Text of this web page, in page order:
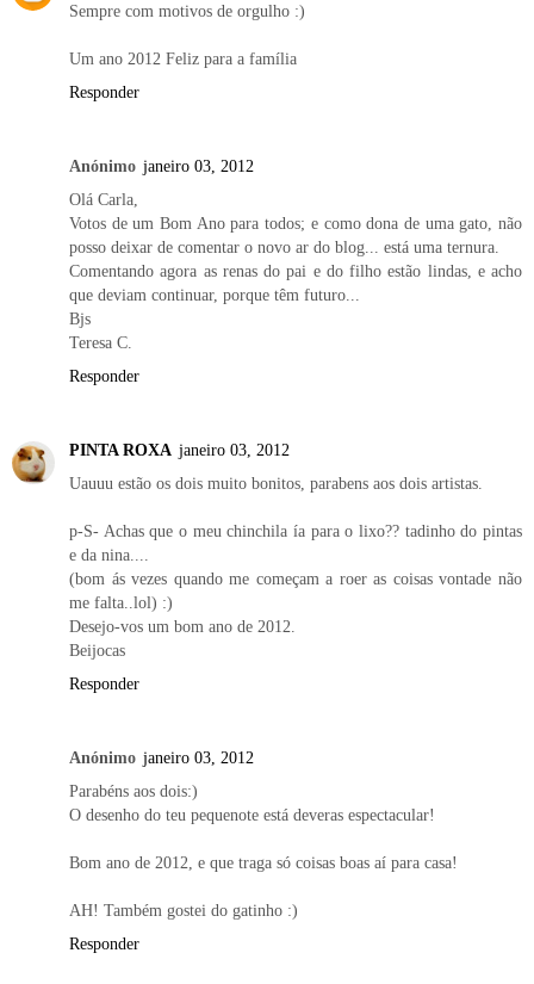
Sempre com motivos de orgulho :)
Um ano 2012 Feliz para a família
Responder
Anónimo janeiro 03, 2012
Olá Carla,
Votos de um Bom Ano para todos; e como dona de uma gato, não
posso deixar de comentar o novo ar do blog... está uma ternura.
Comentando agora as renas do pai e do filho estão lindas, e acho
que deviam continuar, porque têm futuro...
Bjs
Teresa C.
Responder
PINTA ROXA janeiro 03, 2012
Uauuu estão os dois muito bonitos, parabens aos dois artistas.
p-S- Achas que o meu chinchila ía para o lixo?? tadinho do pintas
e da nina....
(bom ás vezes quando me começam a roer as coisas vontade não
me falta..lol) :)
Desejo-vos um bom ano de 2012.
Beijocas
Responder
Anónimo janeiro 03, 2012
Parabéns aos dois:)
O desenho do teu pequenote está deveras espectacular!
Bom ano de 2012, e que traga só coisas boas aí para casa!
AH! Também gostei do gatinho :)
Responder